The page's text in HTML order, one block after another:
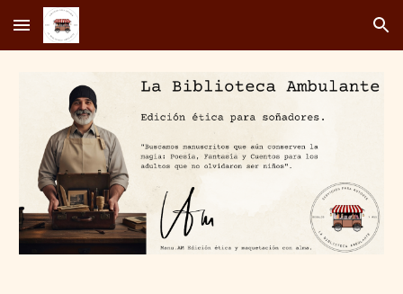
Skip to main content Skip to navigation